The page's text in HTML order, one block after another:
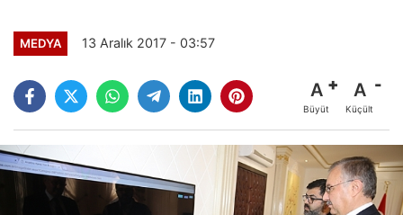
MEDYA 13 Aralık 2017 - 03:57
A
Büyüt
A
Küçült